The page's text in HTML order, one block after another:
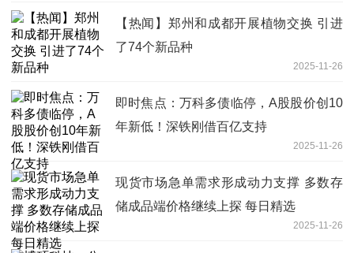
【热闻】郑州和成都开展植物交换 引进
了74个新品种
2025-11-26
即时焦点：万科多债临停，A股股价创10
年新低！深铁刚借百亿支持
2025-11-26
现货市场急单需求形成动力支撑 多数存
储成品端价格继续上探 每日精选
2025-11-26